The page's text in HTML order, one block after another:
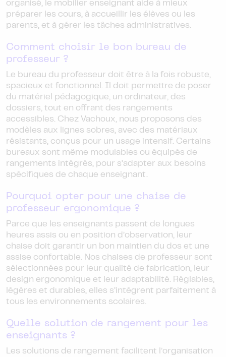
organisé, le mobilier enseignant aide à mieux
préparer les cours, à accueillir les élèves ou les
parents, et à gérer les tâches administratives.
Comment choisir le bon bureau de
professeur ?
Le bureau du professeur doit être à la fois robuste,
spacieux et fonctionnel. Il doit permettre de poser
du matériel pédagogique, un ordinateur, des
dossiers, tout en offrant des rangements
accessibles. Chez Vachoux, nous proposons des
modèles aux lignes sobres, avec des matériaux
résistants, conçus pour un usage intensif. Certains
bureaux sont même modulables ou équipés de
rangements intégrés, pour s’adapter aux besoins
spécifiques de chaque enseignant.
Pourquoi opter pour une chaise de
professeur ergonomique ?
Parce que les enseignants passent de longues
heures assis ou en position d’observation, leur
chaise doit garantir un bon maintien du dos et une
assise confortable. Nos chaises de professeur sont
sélectionnées pour leur qualité de fabrication, leur
design ergonomique et leur adaptabilité. Réglables,
légères et durables, elles s’intègrent parfaitement à
tous les environnements scolaires.
Quelle solution de rangement pour les
enseignants ?
Les solutions de rangement facilitent l’organisation